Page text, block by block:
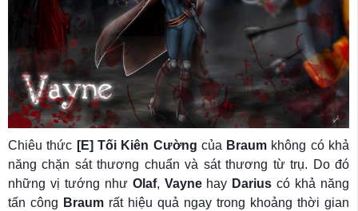
Chiêu thức [E] Tối Kiên Cường của Braum không có khả
năng chặn sát thương chuẩn và sát thương từ trụ. Do đó
những vị tướng như Olaf, Vaynehay Darius có khả năng
tấn công Braum rất hiệu quả ngay trong khoảng thời gian